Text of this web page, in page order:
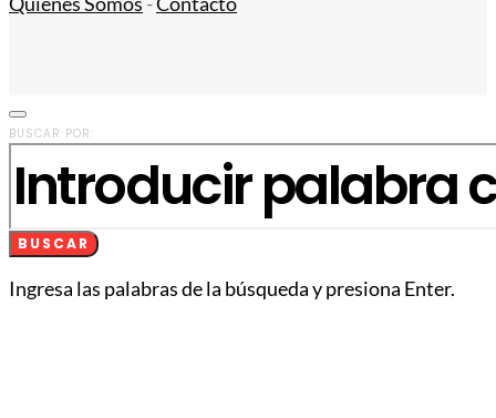
BUSCAR POR:
BUSCAR
Ingresa las palabras de la búsqueda y presiona Enter.